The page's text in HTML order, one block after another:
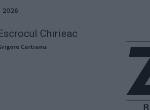
2026
Chirieac
Cartianu